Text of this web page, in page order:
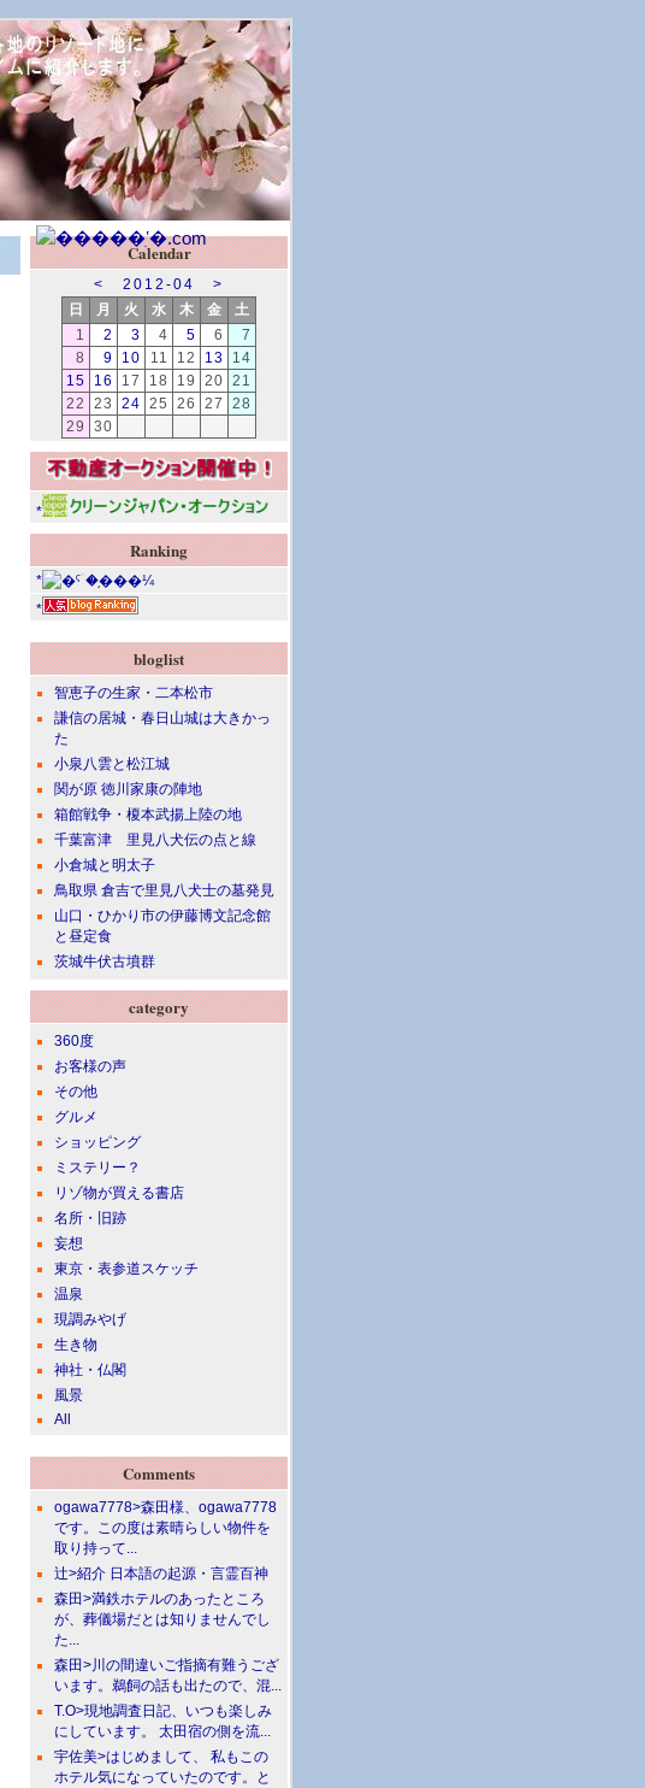
Calendar
< 2012-04
>
日
月 火 水 木 金
土
1
2 3 4 5 6
7
8
9 10 11 12 13
14
15
16 17 18 19 20 21
22
23 24 25 26 27
28
29
30
*
Ranking
*
*
bloglist
智恵子の生家・二本松市
謙信の居城・春日山城は大きかっ
た
小泉八雲と松江城
関が原 徳川家康の陣地
箱館戦争・榎本武揚上陸の地
千葉富津 里見八犬伝の点と線
小倉城と明太子
鳥取県 倉吉で里見八犬士の墓発見
山口・ひかり市の伊藤博文記念館
と昼定食
茨城牛伏古墳群
category
360度
お客様の声
その他
グルメ
ショッピング
ミステリー？
リゾ物が買える書店
名所・旧跡
妄想
東京・表参道スケッチ
温泉
現調みやげ
生き物
神社・仏閣
風景
All
Comments
ogawa7778>森田様、ogawa7778
です。この度は素晴らしい物件を
取り持って...
辻>紹介 日本語の起源・言霊百神
森田>満鉄ホテルのあったところ
が、葬儀場だとは知りませんでし
た...
森田>川の間違いご指摘有難うござ
います。鵜飼の話も出たので、混...
T.O>現地調査日記、いつも楽しみ
にしています。 太田宿の側を流...
宇佐美>はじめまして、 私もこの
ホテル気になっていたのです。と